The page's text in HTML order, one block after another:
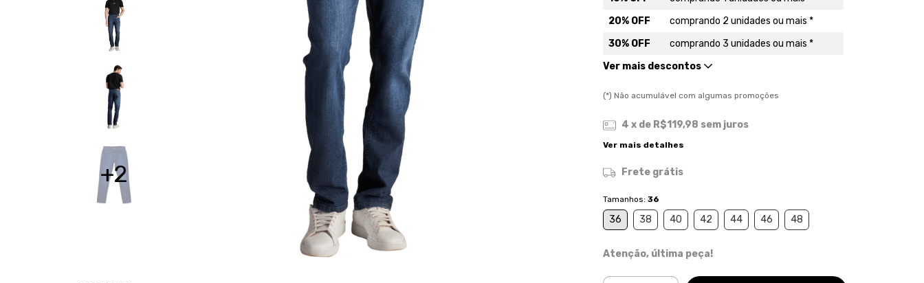
+2
20% OFF
comprando 2 unidades ou mais *
30% OFF
comprando 3 unidades ou mais *
Ver mais descontos
(*) Não acumulável com algumas promoções
4 x de R$119,98 sem juros
Ver mais detalhes
Frete grátis
Tamanhos: 36
36 38 40 42 44 46 48
Atenção, última peça!